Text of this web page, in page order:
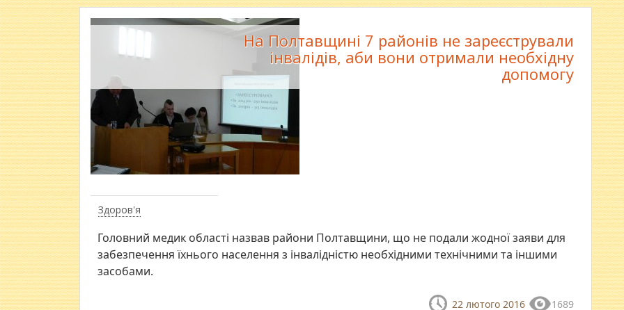
Здоров'я
На Полтавщині 7 районів не зареєстрували
інвалідів, аби вони отримали необхідну
допомогу
Головний медик області назвав райони Полтавщини, що не подали жодної заяви для
забезпечення їхнього населення з інвалідністю необхідними технічними та іншими
засобами.
22 лютого 2016 1689